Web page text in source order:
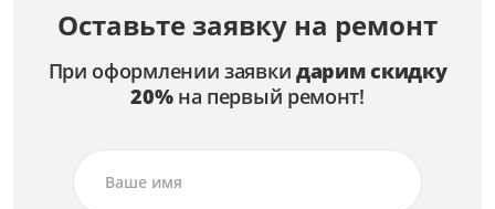
Оставьте заявку на ремонт
При оформлении заявки дарим скидку
20%на первый ремонт!